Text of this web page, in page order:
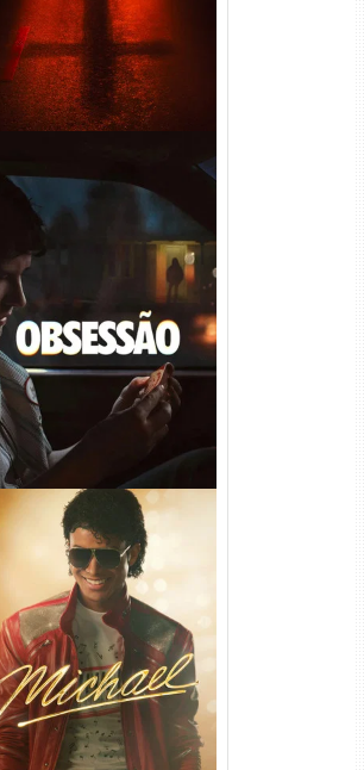
Obsessão Torrent (2026)
WEB-DL 1080p/4K Dual
Áudio
Torrent (2026) WEB-
1080p/4K Dual Áudio